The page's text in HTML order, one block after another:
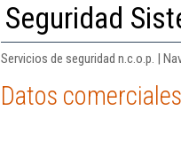
Seguridad
Servicios de seguridad n.c.o.p. |
Datos